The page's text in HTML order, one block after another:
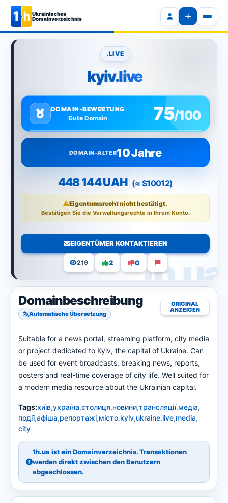
Ukrainisches
Domainverzeichnis
.LIVE
kyiv.live
DOMAIN-BEWERTUNG
Gute Domain
75/100
DOMAIN-ALTER10 Jahre
448 144 UAH (≈ $10012)
Eigentumsrecht nicht bestätigt.
Bestätigen Sie die Verwaltungsrechte in Ihrem Konto.
EIGENTÜMER KONTAKTIEREN
219 2 0
Domainbeschreibung
Automatische Übersetzung
ORIGINAL
ANZEIGEN
Suitable for a news portal, streaming platform, city media
or project dedicated to Kyiv, the capital of Ukraine. Can
be used for event broadcasts, breaking news, reports,
posters and real-time coverage of city life. Well suited for
a modern media resource about the Ukrainian capital.
Tags:київ,україна,столиця,новини,трансляції,медіа,
події,афіша,репортажі,місто,kyiv,ukraine,live,media,
city
1h.ua ist ein Domainverzeichnis. Transaktionen
werden direkt zwischen den Benutzern
abgeschlossen.